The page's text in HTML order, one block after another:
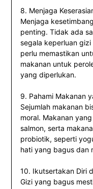
8. Menjaga
Menjaga
penting. Tidak ada
segala keperluan
perlu memastikan
makanan untuk
yang diperlukan.
9. Pahami Makanan
Sejumlah makanan
moral. Makanan
salmon, serta
probiotik, seperti
hati yang bagus dan
10. Ikutsertakan Diri
Gizi yang bagus